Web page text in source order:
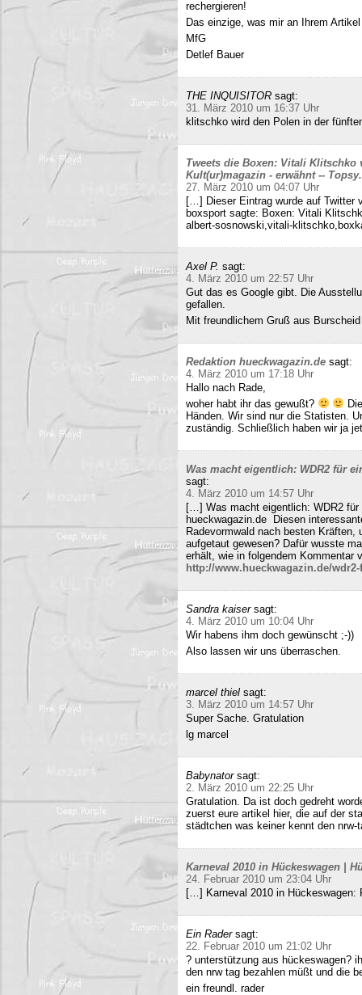
rechergieren!
Das einzige, was mir an Ihrem
MfG
Detlef Bauer
THE INQUISITOR sagt:
31. März 2010 um 16:37 Uhr
klitschko wird den Polen in der
Tweets die Boxen: Vitali Klitschko
Kult(ur)magazin - erwähnt --
27. März 2010 um 04:07 Uhr
[…] Dieser Eintrag wurde auf Twitter
boxsport sagte: Boxen: Vitali
albert-sosnowski,vitali-
Axel P. sagt:
4. März 2010 um 22:57 Uhr
Gut das es Google gibt. Die
gefallen.
Mit freundlichem Gruß aus Burscheid
Redaktion hueckwagazin.de sagt:
4. März 2010 um 17:18 Uhr
Hallo nach Rade,
woher habt ihr das gewußt?
Händen. Wir sind nur die Statisten.
zuständig. Schließlich haben wir ja
Was macht eigentlich: WDR2 für
sagt:
4. März 2010 um 14:57 Uhr
[…] Was macht eigentlich: WDR2
hueckwagazin.de Diesen
Radevormwald nach besten
aufgetaut gewesen? Dafür wusste
erhält, wie in folgendem Kommentar
http://www.hueckwagazin.de/
Sandra kaiser sagt:
4. März 2010 um 10:04 Uhr
Wir habens ihm doch gewünscht ;-))
Also lassen wir uns überraschen.
marcel thiel sagt:
3. März 2010 um 14:57 Uhr
Super Sache. Gratulation
lg marcel
Babynator sagt:
2. März 2010 um 22:25 Uhr
Gratulation. Da ist doch gedreht
zuerst eure artikel hier, die auf der
städtchen was keiner kennt den nrw-
Karneval 2010 in Hückeswagen |
24. Februar 2010 um 23:04 Uhr
[…] Karneval 2010 in Hückeswagen:
Ein Rader sagt:
22. Februar 2010 um 21:02 Uhr
? unterstützung aus hückeswagen?
den nrw tag bezahlen müßt und die
ein freundl. rader